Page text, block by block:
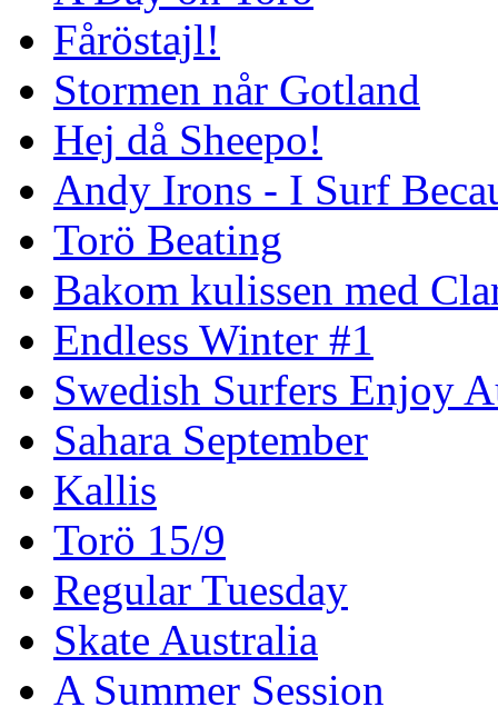
Fåröstajl!
Stormen når Gotland
Hej då Sheepo!
Andy Irons - I Surf
Torö Beating
Bakom kulissen med
Endless Winter #1
Swedish Surfers Enjoy
Sahara September
Kallis
Torö 15/9
Regular Tuesday
Skate Australia
A Summer Session